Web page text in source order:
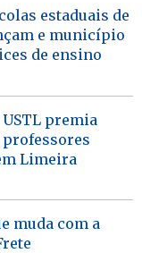
estaduais de
e município
de ensino
premia
professores
Limeira
muda com a